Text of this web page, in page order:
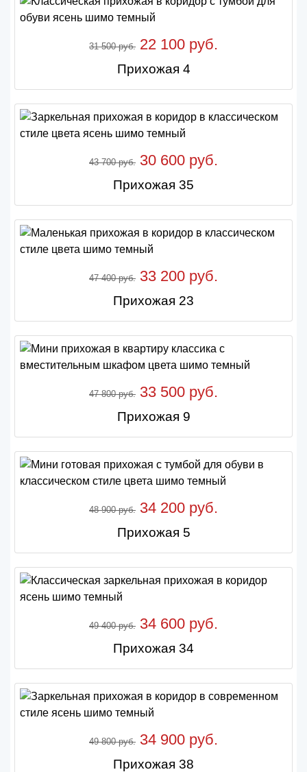
31 500 руб. 22 100 руб.
Прихожая 4
43 700 руб. 30 600 руб.
Прихожая 35
47 400 руб. 33 200 руб.
Прихожая 23
47 800 руб. 33 500 руб.
Прихожая 9
48 900 руб. 34 200 руб.
Прихожая 5
49 400 руб. 34 600 руб.
Прихожая 34
49 800 руб. 34 900 руб.
Прихожая 38